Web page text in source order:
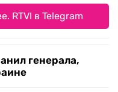
RTVI в Telegram
генерала,